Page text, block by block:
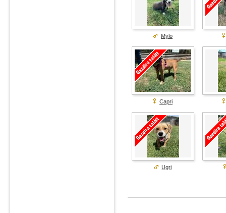
Mylo
Capri
Ugri